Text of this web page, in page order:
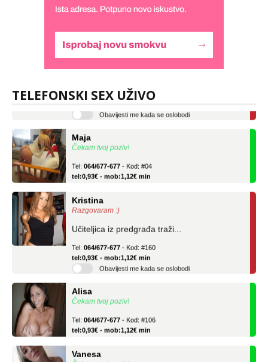
TELEFONSKI SEX UŽIVO
Liliana
tel:0,93€ - mob:1,12€ min
Čekam tvoj poziv!
tel:0,93€ - mob:1,12€ min
Razgovaram :)
tel:0,93€ - mob:1,12€ min
Obavijesti me kada se oslobodi
Čekam tvoj poziv!
tel:0,93€ - mob:1,12€ min
Čekam tvoj poziv!